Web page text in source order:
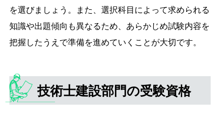
を選びましょう。また、選択科目によって求められる
知識や出題傾向も異なるため、あらかじめ試験内容を
把握したうえで準備を進めていくことが大切です。
技術士建設部門の受験資格